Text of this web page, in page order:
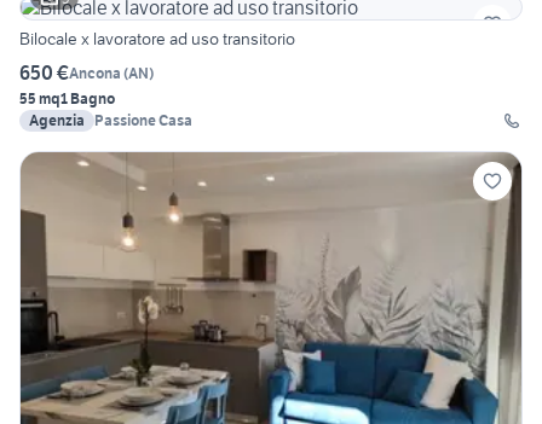
Bilocale x lavoratore ad uso transitorio
650 €Ancona (AN)
55 mq1 Bagno
Agenzia
Passione Casa